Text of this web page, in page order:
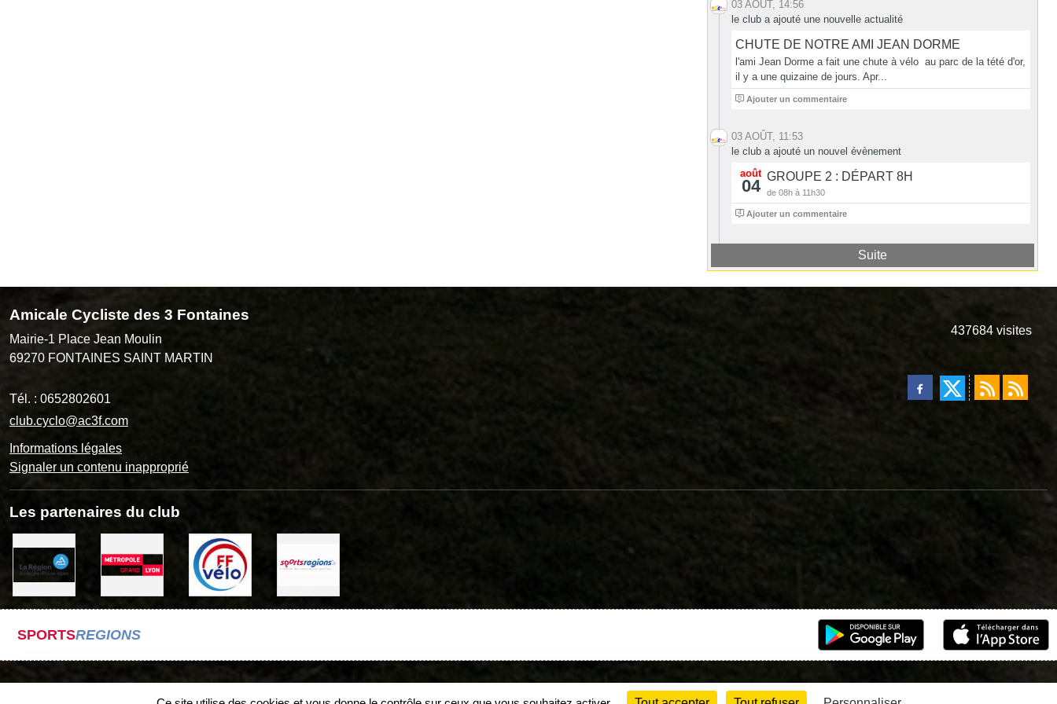
03 AOÛT, 14:56
le club a ajouté une nouvelle actualité
CHUTE DE NOTRE AMI JEAN DORME
l'ami Jean Dorme a fait une chute à vélo au parc de la tété d'or,
il y a une quizaine de jours. Apr...
6 Ajouter un commentaire
03 AOÛT, 11:53
le club a ajouté un nouvel évènement
août
04 GROUPE 2 : DÉPART 8H
de 08h à 11h30
4 Ajouter un commentaire
Suite
Amicale Cycliste des 3 Fontaines
Mairie-1 Place Jean Moulin
69270 FONTAINES SAINT MARTIN
Tél. : 0652802601
club.cyclo@ac3f.com
Informations légales
Signaler un contenu inapproprié
437684 visites
Les partenaires du club
SPORTSREGIONS
Gestion des cookies